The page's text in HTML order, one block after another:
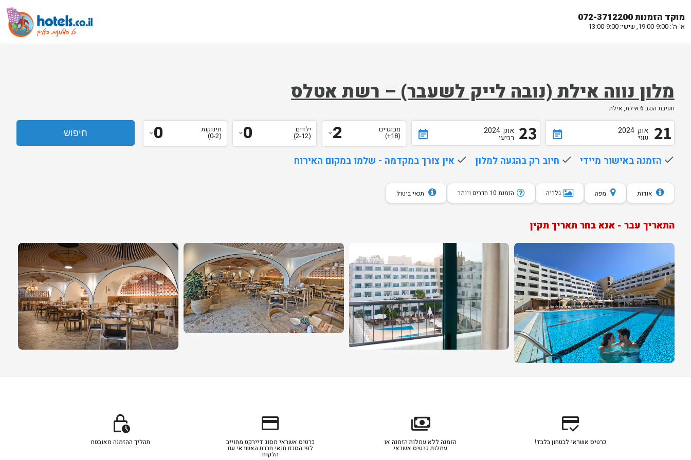
מוקד הזמנות 072-3712200
א'-ה': 19:00-9:00, שישי: 13:00-9:00
מלון נווה אילת (נובה לייק לשעבר) – רשת אטלס
חטיבת הנגב 6 אילת, אילת
event_note 21 אוק 2024
שני event_note 23 אוק 2024
רביעי
מבוגרים
(
18+
)
2 ילדים
(
2-12
)
0 תינוקות
(0-2)
0
done הזמנה באישור מיידי done חיוב רק בהגעה למלון done אין צורך במקדמה - שלמו במקום האירוח
אודות מפה גלריה הזמנת 10 חדרים ויותר תנאי ביטול
התאריך עבר - אנא בחר תאריך תקין
credit_score
כרטיס אשראי לבטחון בלבד!
payments
הזמנה ללא עמלות הזמנה או
עמלות כרטיס אשראי
credit_card
כרטיס אשראי מסוג דיירקט מחוייב
לפי הסכם תנאי חברת האשראי עם
הלקוח
lock_clock
תהליך ההזמנה מאובטח